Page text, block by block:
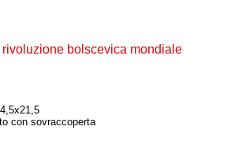
rivoluzione bolscevica mondiale
con sovraccoperta